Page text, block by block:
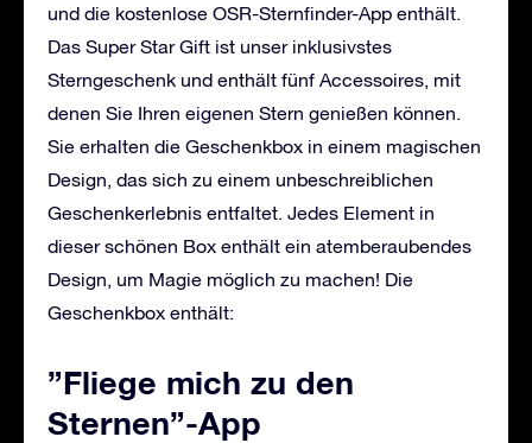
und die kostenlose OSR-Sternfinder-App enthält.
Das Super Star Gift ist unser inklusivstes
Sterngeschenk und enthält fünf Accessoires, mit
denen Sie Ihren eigenen Stern genießen können.
Sie erhalten die Geschenkbox in einem magischen
Design, das sich zu einem unbeschreiblichen
Geschenkerlebnis entfaltet. Jedes Element in
dieser schönen Box enthält ein atemberaubendes
Design, um Magie möglich zu machen! Die
Geschenkbox enthält:
”Fliege mich zu den
Sternen”-App